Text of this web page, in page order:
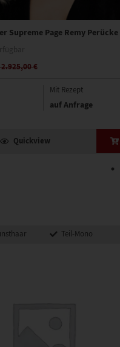
Supreme Page Remy Perücke
€
Mit Rezept
auf Anfrage
Quickview
Teil-Mono